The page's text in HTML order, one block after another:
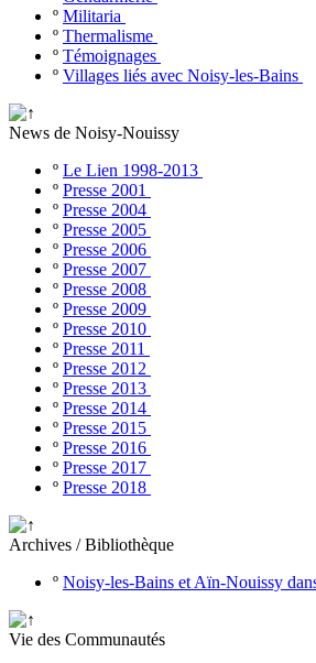
º Militaria
º Thermalisme
º Témoignages
º Villages liés avec Noisy-les-Bains
News de Noisy-Nouissy
º Le Lien 1998-2013
º Presse 2001
º Presse 2004
º Presse 2005
º Presse 2006
º Presse 2007
º Presse 2008
º Presse 2009
º Presse 2010
º Presse 2011
º Presse 2012
º Presse 2013
º Presse 2014
º Presse 2015
º Presse 2016
º Presse 2017
º Presse 2018
Archives / Bibliothèque
º Noisy-les-Bains et Aïn-Nouissy
Vie des Communautés